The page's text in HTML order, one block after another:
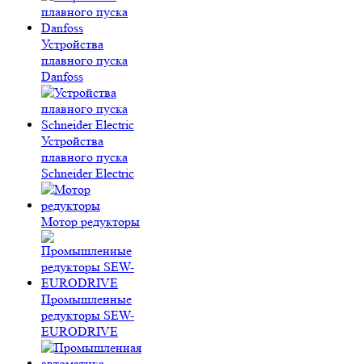
Устройства
плавного пуска
Danfoss
Устройства
плавного пуска
Schneider Electric
Мотор редукторы
Промышленные
редукторы SEW-
EURODRIVE